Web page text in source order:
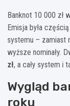
Banknot 10 000 zł
Emisja była
systemu – zamiast
wyższe nominały.
zł, a cały system i
Wygląd
roku